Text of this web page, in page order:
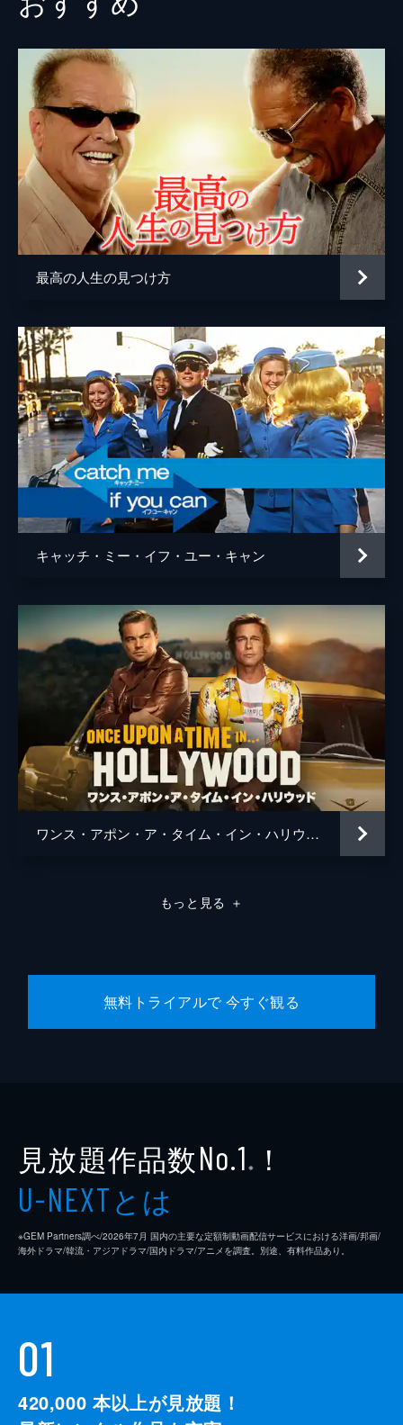
スアンヌ・スポーク
マックス・カッシュ
チャーリー・イアン
ジェイソン・ブレア
カヴィタ・パティル
監督 デイミアン・チャゼル
脚本 デイミアン・チャゼル
製作 ジェイソン・ブラム
ヘレン・エスタブルック
ミシェル・リトヴァク
デヴィッド・ランカスター
最高の人生の見つけ方
キャッチ・ミー・イフ・ユー・キャン
ワンス・アポン・ア・タイム・イン・ハリウッド
もっと見る ＋
無料トライアルで 今すぐ観る
見放題作品数No.1 ※ ！
U-NEXTとは
※GEM Partners調べ/2026年7⽉ 国内の主要な定額制動画配信サービスにおける洋画/邦画/
海外ドラマ/韓流・アジアドラマ/国内ドラマ/アニメを調査。別途、有料作品あり。
01
420,000 本以上が見放題！